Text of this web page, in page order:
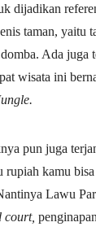
dijadikan
taman, yaitu
Ada juga
wisata ini
pun juga
rupiah kamu
Lawu
court,